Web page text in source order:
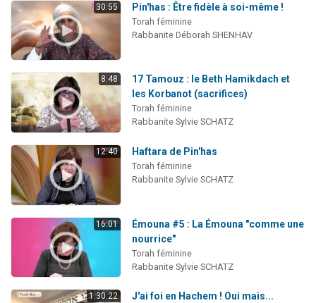
Ariel vient de donner son Maasser
Nathaniel vient de donner son Maasser
30:55 Pin'has : Être fidèle à soi-même !
Torah féminine
Rabbanite Déborah SHENHAV
8:48
17 Tamouz : le Beth Hamikdach et
les Korbanot (sacrifices)
Torah féminine
Rabbanite Sylvie SCHATZ
12:40 Haftara de Pin'has
Torah féminine
Rabbanite Sylvie SCHATZ
16:01
Émouna #5 : La Émouna "comme une
nourrice"
Torah féminine
Rabbanite Sylvie SCHATZ
1:30:22 J'ai foi en Hachem ! Oui mais...